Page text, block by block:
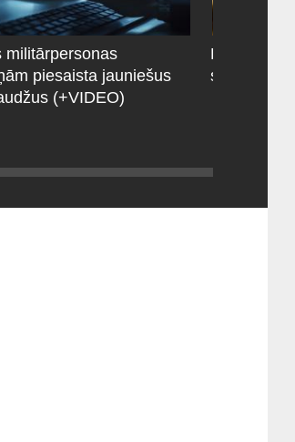
militārpersonas
piesaista jauniešus
(+VIDEO)
Latvijas
stājas